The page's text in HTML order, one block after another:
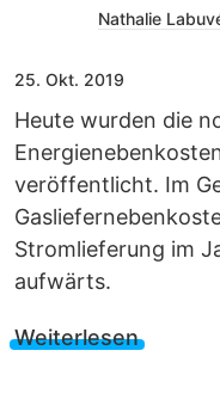
Nathalie
25. Okt. 2019
Heute wurden die
veröffentlicht. Im
Stromlieferung im
aufwärts.
Weiterlesen